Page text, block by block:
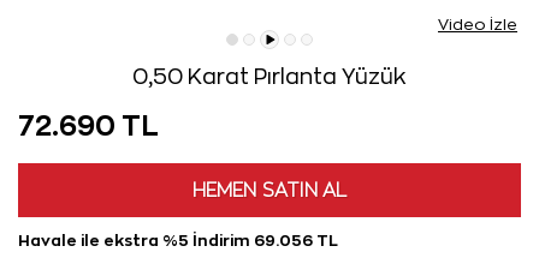
Video İzle
0,50 Karat Pırlanta Yüzük
72.690 TL
HEMEN SATIN AL
Havale ile ekstra %5 İndirim 69.056 TL